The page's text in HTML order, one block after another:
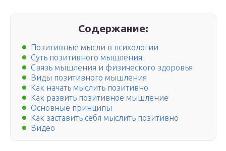
Содержание:
Позитивные мысли в психологии
Суть позитивного мышления
Связь мышления и физического здоровья
Виды позитивного мышления
Как начать мыслить позитивно
Как развить позитивное мышление
Основные принципы
Как заставить себя мыслить позитивно
Видео